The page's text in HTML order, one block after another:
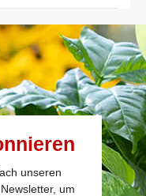
unseren
um